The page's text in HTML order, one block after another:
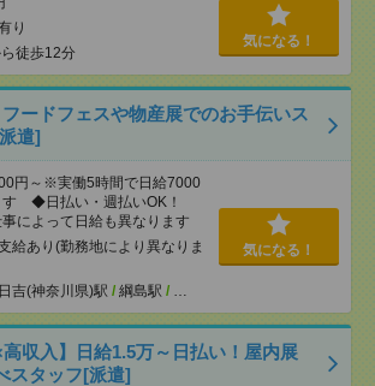
り
徒歩12分
気になる！
フードフェスや物産展でのお手伝いス
遣]
円～※実働5時間で日給7000
す ◆日払い・週払いOK！
によって日給も異なります
給あり(勤務地により異なりま
日吉(神奈川県)駅 / 綱島駅 / …
気になる！
高収入】日給1.5万～日払い！屋内展
スタッフ[派遣]